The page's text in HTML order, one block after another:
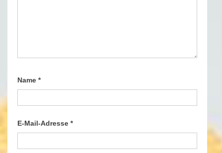
Name *
E-Mail-Adresse *